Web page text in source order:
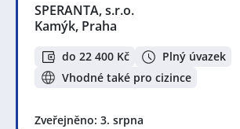
SPERANTA, s.r.o.
Kamýk, Praha
do 22 400 Kč
Plný úvazek
Vhodné také pro cizince
Zveřejněno: 3. srpna